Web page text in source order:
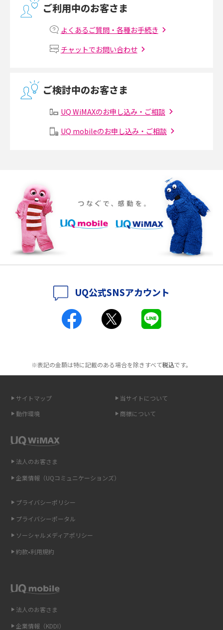
マンションで光回線の利用を始める手順は？設備状況の確認方法も解説
Wi-Fiルーターの設定方法をわかりやすく解説！事前に準備すべきものも紹
無線LANとは？メリット・デメリットや接続方法を解説
メッシュWi-Fiとは？仕組みやメリット・デメリット、中継機との違いを解
ポケット型Wi-Fiをレンタルするメリットとは？選び方や向いている方の特
徴も紹介
持ち運びできるポケット型Wi-Fiのおススメの選び方は？メリット・デメリ
ットも紹介
ポケット型Wi-Fiはクレカなしでも利用できる？口座振替の方法や注意点も
ポケット型Wi-Fiとは？通信の仕組みやメリット・デメリットを解説
工事不要！置くだけWi-Fiの特徴は？メリット・デメリットや選び方を解説
介
ポケット型Wi-Fi（モバイルWi-Fi）とは？おススメする方の特徴や選び方を
点も解説
ギガバイト（GB）とは？1GBの目安やギガが足りない時の対処法を紹介
Wi-Fiを自宅に設置する方法は？必要なことやポイントも紹介
光ファイバーとは？仕組みやメリット・デメリットを初心者向けにわかり
ご利用中のお客さま
よくあるご質問・各種お手続き
チャットでお問い合わせ
ご検討中のお客さま
UQ WiMAXのお申し込み・ご相談
UQ mobileのお申し込み・ご相談
UQ公式SNSアカウント
※表記の金額は特に記載のある場合を除きすべて税込です。
サイトマップ
当サイトについて
動作環境
商標について
法人のお客さま
企業情報（KDDI）
法人のお客さま
企業情報（UQコミュニケーションズ）
プライバシーポリシー
プライバシーポータル
ソーシャルメディアポリシー
約款•利用規約